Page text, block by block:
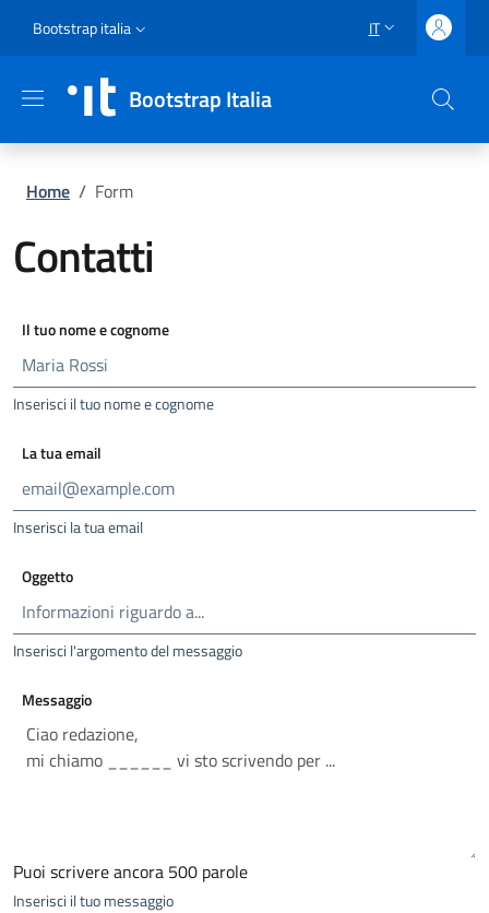
Slim top
Bootstrap italia SELETTORE
IT
Bootstrap Italia
Briciole di pane
Home / Form
Contatti
Il tuo nome e cognome
Inserisci il tuo nome e cognome
La tua email
Inserisci la tua email
Oggetto
Inserisci l'argomento del messaggio
Messaggio
Puoi scrivere ancora 500 parole
Inserisci il tuo messaggio